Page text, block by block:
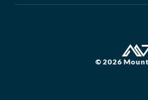
© 2026